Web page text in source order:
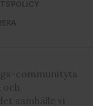
communityts
samhälle vi